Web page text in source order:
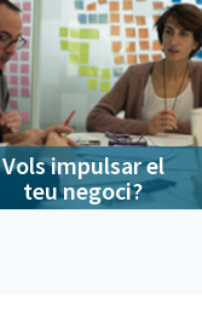
Vols impulsar el
teu negoci?